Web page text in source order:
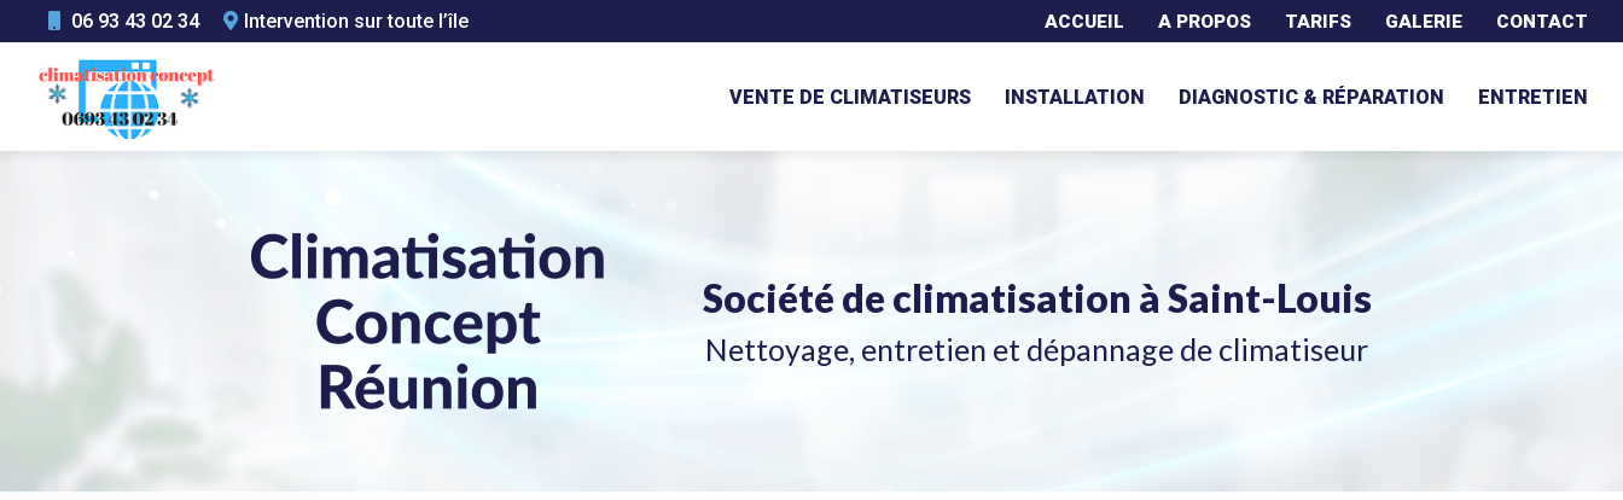
au
contenu
principal
06 93 43 02 34 Intervention sur toute l’île ACCUEIL A PROPOS TARIFS GALERIE CONTACT
VENTE DE CLIMATISEURS
INSTALLATION DIAGNOSTIC & RÉPARATION ENTRETIEN
Société de climatisation à Saint-Louis
Nettoyage, entretien et dépannage de climatiseur